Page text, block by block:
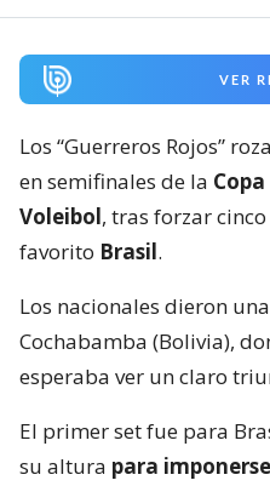
VER
Los “Guerreros Rojos”
en semifinales de la
Voleibol, tras forzar
favorito Brasil.
Los nacionales dieron
Cochabamba (Bolivia),
esperaba ver un claro
El primer set fue para
su altura para